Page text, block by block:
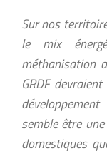
Sur nos
le mix
méthanisation
GRDF
semble être
domestiques